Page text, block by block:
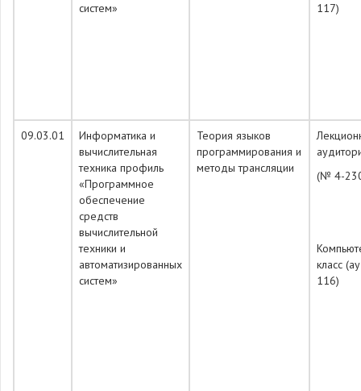
систем»
117)
09.03.01
Информатика и
вычислительная
техника профиль
«Программное
обеспечение
средств
вычислительной
техники и
автоматизированных
систем»
Теория языков
программирования и
методы трансляции
(№ 4-
класс
116)